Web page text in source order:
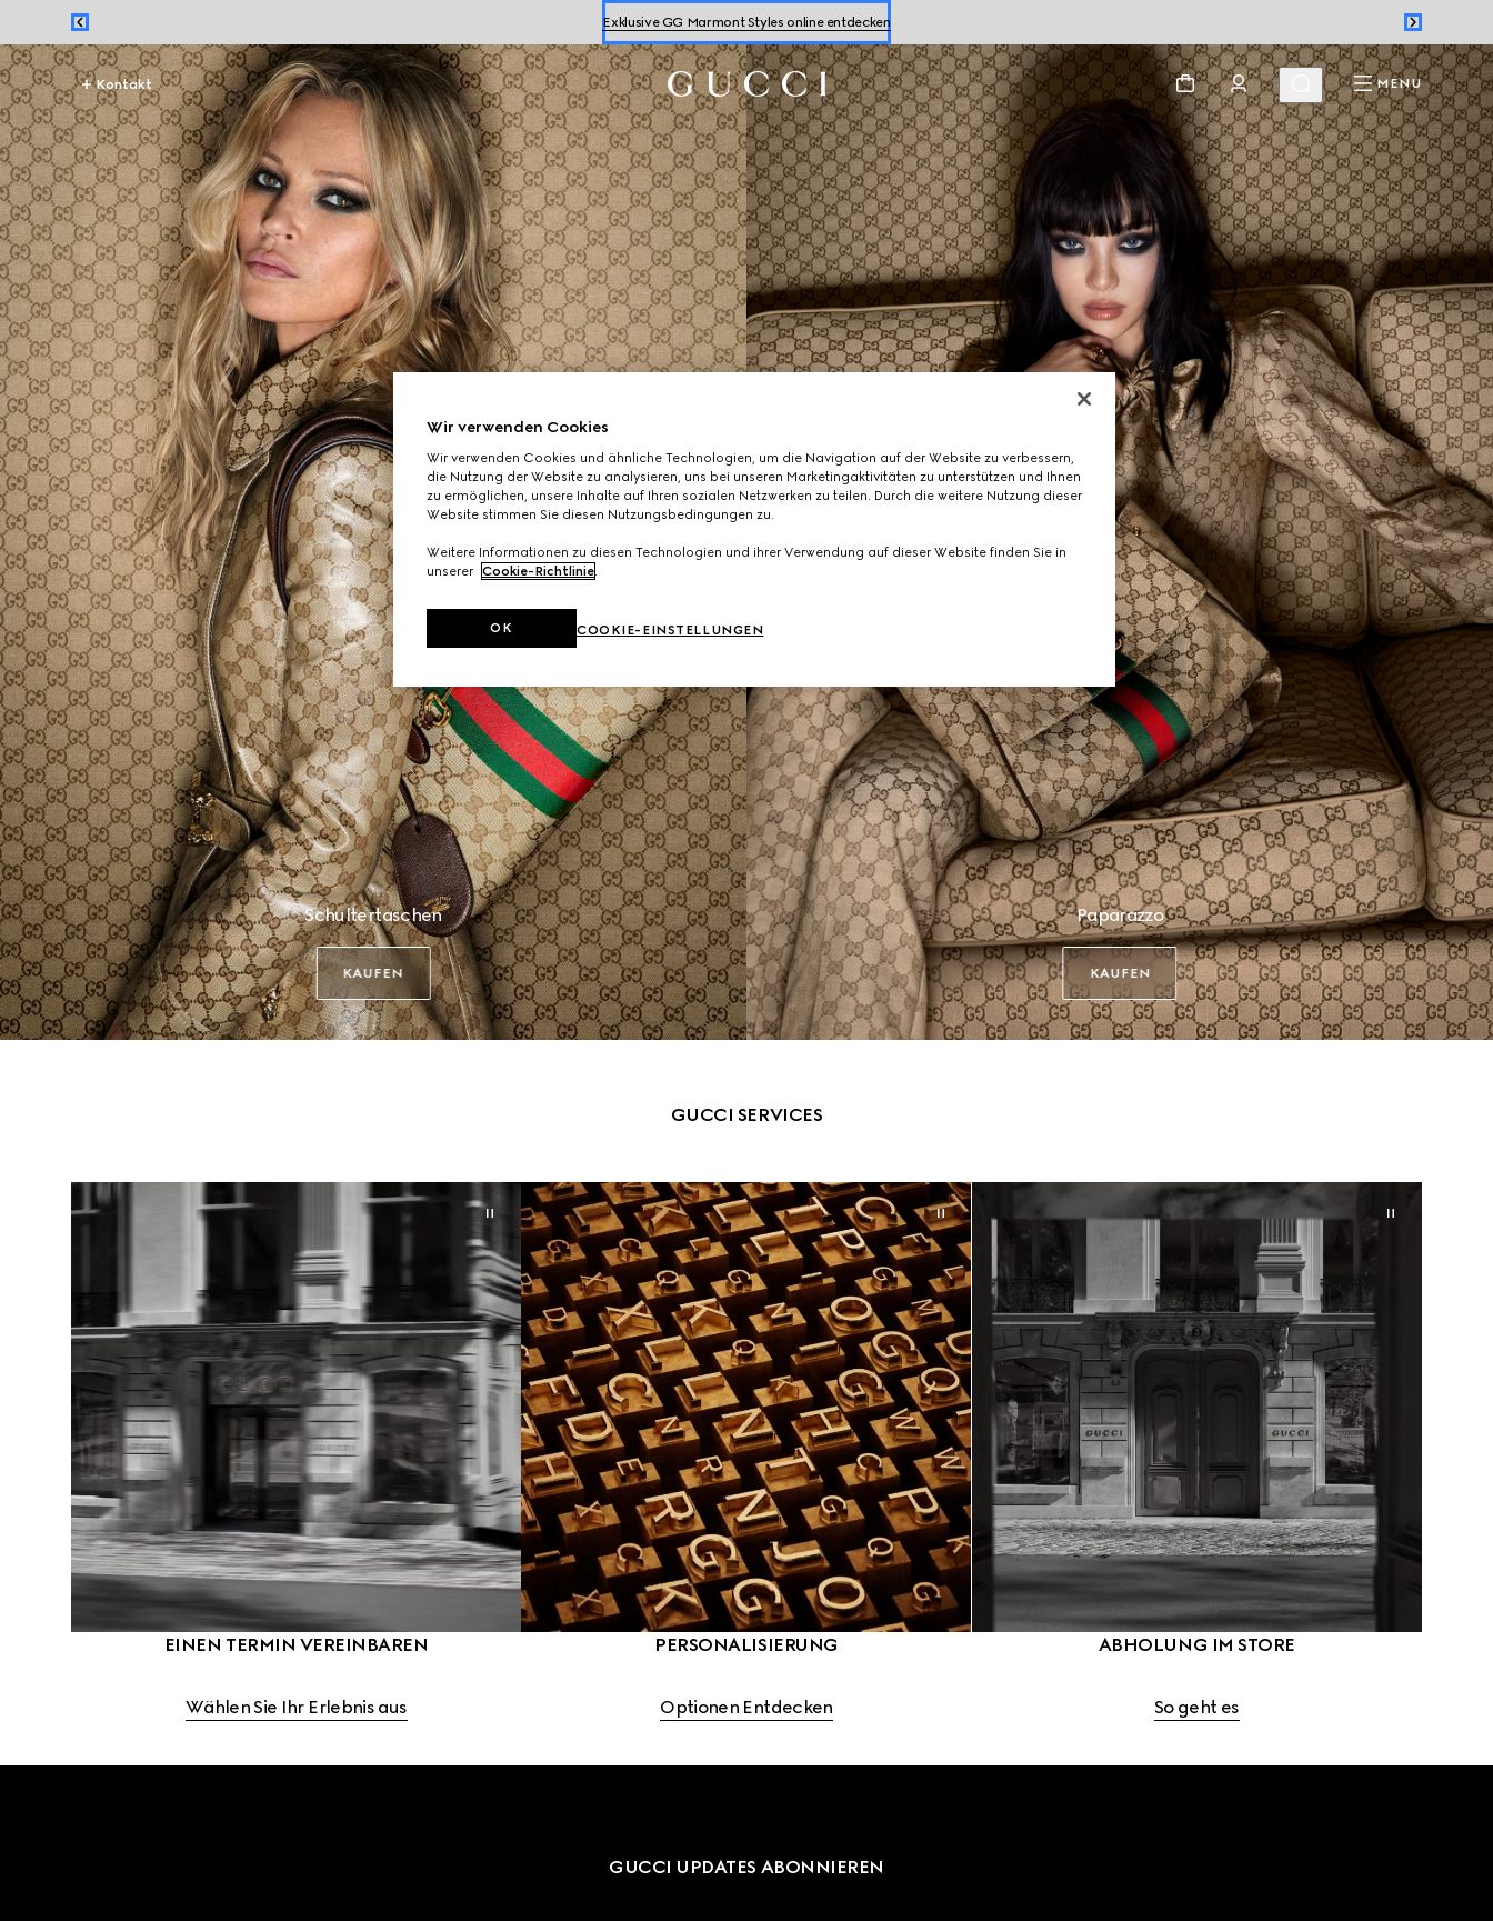
Exklusive GG Marmont Styles online entdecken
Sneaker fürDamenundHerren kaufen
Exklusive GG Marmont Styles online entdecken
Kontakt MENU
Schultertaschen
KAUFEN
Paparazzo
KAUFEN
GUCCI SERVICES
EINEN TERMIN VEREINBAREN
Wählen Sie Ihr Erlebnis aus
PERSONALISIERUNG
Optionen Entdecken
ABHOLUNG IM STORE
So geht es
GUCCI UPDATES ABONNIEREN
Wir verwenden Cookies
Wir verwenden Cookies und ähnliche Technologien, um die Navigation auf der Website zu verbessern,
die Nutzung der Website zu analysieren, uns bei unseren Marketingaktivitäten zu unterstützen und Ihnen
zu ermöglichen, unsere Inhalte auf Ihren sozialen Netzwerken zu teilen. Durch die weitere Nutzung dieser
Website stimmen Sie diesen Nutzungsbedingungen zu.
Weitere Informationen zu diesen Technologien und ihrer Verwendung auf dieser Website finden Sie in
unserer Cookie-Richtlinie.
COOKIE-EINSTELLUNGEN
OK